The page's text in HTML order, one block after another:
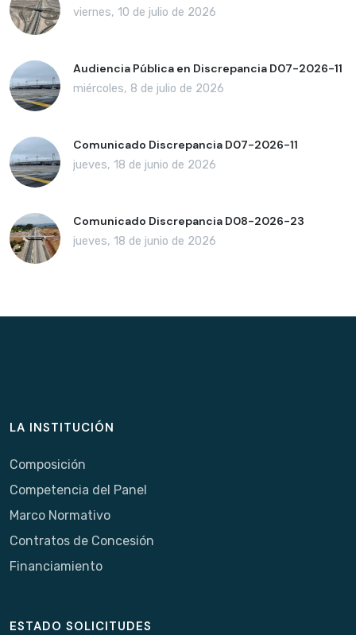
viernes, 10 de julio de 2026
Audiencia Pública en Discrepancia D07-2026-11
miércoles, 8 de julio de 2026
Comunicado Discrepancia D07-2026-11
jueves, 18 de junio de 2026
Comunicado Discrepancia D08-2026-23
jueves, 18 de junio de 2026
LA INSTITUCIÓN
Composición
Competencia del Panel
Marco Normativo
Contratos de Concesión
Financiamiento
ESTADO SOLICITUDES